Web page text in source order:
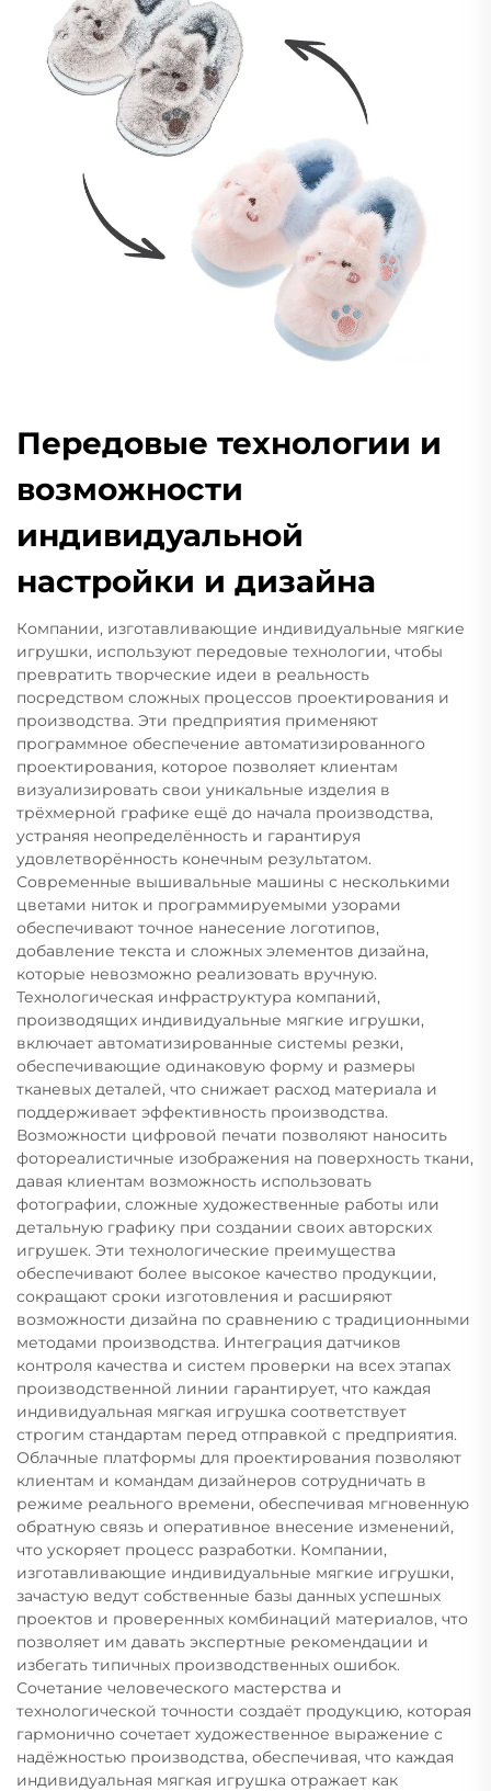
Передовые технологии и
возможности
индивидуальной
настройки и дизайна
Компании, изготавливающие индивидуальные мягкие
игрушки, используют передовые технологии, чтобы
превратить творческие идеи в реальность
посредством сложных процессов проектирования и
производства. Эти предприятия применяют
программное обеспечение автоматизированного
проектирования, которое позволяет клиентам
визуализировать свои уникальные изделия в
трёхмерной графике ещё до начала производства,
устраняя неопределённость и гарантируя
удовлетворённость конечным результатом.
Современные вышивальные машины с несколькими
цветами ниток и программируемыми узорами
обеспечивают точное нанесение логотипов,
добавление текста и сложных элементов дизайна,
которые невозможно реализовать вручную.
Технологическая инфраструктура компаний,
производящих индивидуальные мягкие игрушки,
включает автоматизированные системы резки,
обеспечивающие одинаковую форму и размеры
тканевых деталей, что снижает расход материала и
поддерживает эффективность производства.
Возможности цифровой печати позволяют наносить
фотореалистичные изображения на поверхность ткани,
давая клиентам возможность использовать
фотографии, сложные художественные работы или
детальную графику при создании своих авторских
игрушек. Эти технологические преимущества
обеспечивают более высокое качество продукции,
сокращают сроки изготовления и расширяют
возможности дизайна по сравнению с традиционными
методами производства. Интеграция датчиков
контроля качества и систем проверки на всех этапах
производственной линии гарантирует, что каждая
индивидуальная мягкая игрушка соответствует
строгим стандартам перед отправкой с предприятия.
Облачные платформы для проектирования позволяют
клиентам и командам дизайнеров сотрудничать в
режиме реального времени, обеспечивая мгновенную
обратную связь и оперативное внесение изменений,
что ускоряет процесс разработки. Компании,
изготавливающие индивидуальные мягкие игрушки,
зачастую ведут собственные базы данных успешных
проектов и проверенных комбинаций материалов, что
позволяет им давать экспертные рекомендации и
избегать типичных производственных ошибок.
Сочетание человеческого мастерства и
технологической точности создаёт продукцию, которая
гармонично сочетает художественное выражение с
надёжностью производства, обеспечивая, что каждая
индивидуальная мягкая игрушка отражает как